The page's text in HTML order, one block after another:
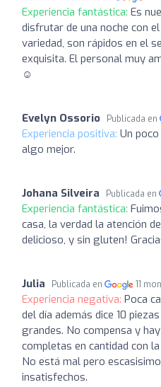
Experiencia fantástica: Es
disfrutar de una noche con
variedad, son rápidos en el
exquisita. El personal muy
☺️
Evelyn Ossorio Publicada en
Experiencia positiva: Un
algo mejor.
Johana Silveira Publicada en
Experiencia fantástica:
casa, la verdad la atención
delicioso, y sin gluten!
Julia Publicada en 11
Experiencia negativa: Poca
del día además dice 10
grandes. No compensa y
completas en cantidad con
No está mal pero
insatisfechos.